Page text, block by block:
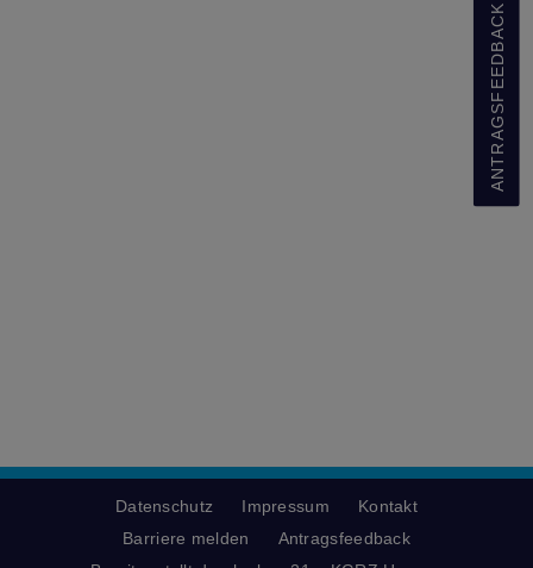
ANTRAGSFEEDBACK
Datenschutz Impressum
Kontakt
Barriere melden
Antragsfeedback